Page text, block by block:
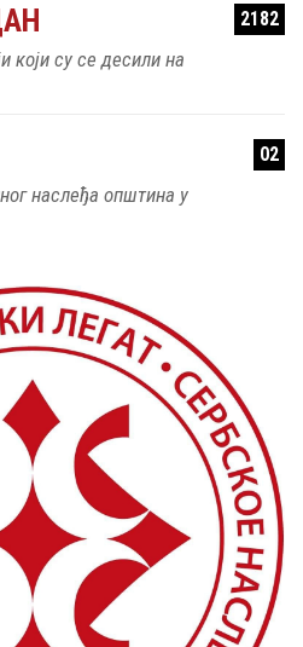
2182
који су се десили на
02
наслеђа општина у